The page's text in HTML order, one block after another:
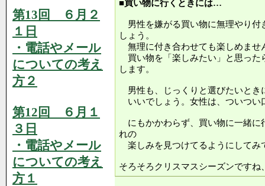
第13回 ６月２
１日
・電話やメール
についての考え
方２
第12回 ６月１
３日
・電話やメール
についての考え
方１
■買い物に行くときには…
男性を嫌がる買い物に無理やり付
しょう。
無理に付き合わせても楽しめませ
買い物を「楽しみたい」と思った
します。
男性も、じっくりと選びたいとき
いいでしょう。女性は、ついつい
にもかかわらず、買い物に一緒に
れの
楽しみを見つけてるようにしてみ
そろそろクリスマスシーズンです